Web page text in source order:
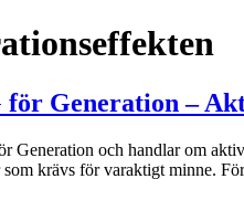
för Generation –
Generation och handlar om
krävs för varaktigt minne.